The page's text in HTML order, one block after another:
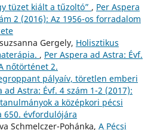
tüzet kiált a tűzoltó” , Per Aspera
2 (2016): Az 1956-os forradalom
Gergely, Holisztikus
, Per Aspera ad Astra: Évf.
nőtörténet 2.
pályaív, töretlen emberi
ad Astra: Évf. 4 szám 1-2 (2017):
a középkori pécsi
650. évfordulójára
Schmelczer-Pohánka, A Pécsi